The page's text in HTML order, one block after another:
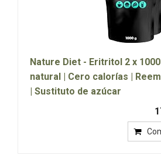
Nature Diet - Eritritol 2 x
natural | Cero calorías |
| Sustituto de azúcar